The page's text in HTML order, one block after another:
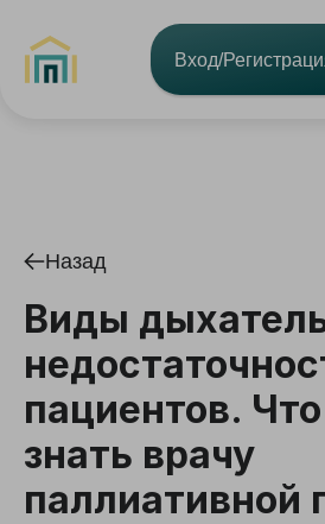
Вход/
Назад
Виды
пациентов.
знать врачу
паллиативной